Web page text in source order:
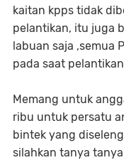
kaitan kpps tidak
pelantikan, itu juga
labuan saja ,semua
pada saat
Memang untuk
ribu untuk persatu
bintek yang
silahkan tanya